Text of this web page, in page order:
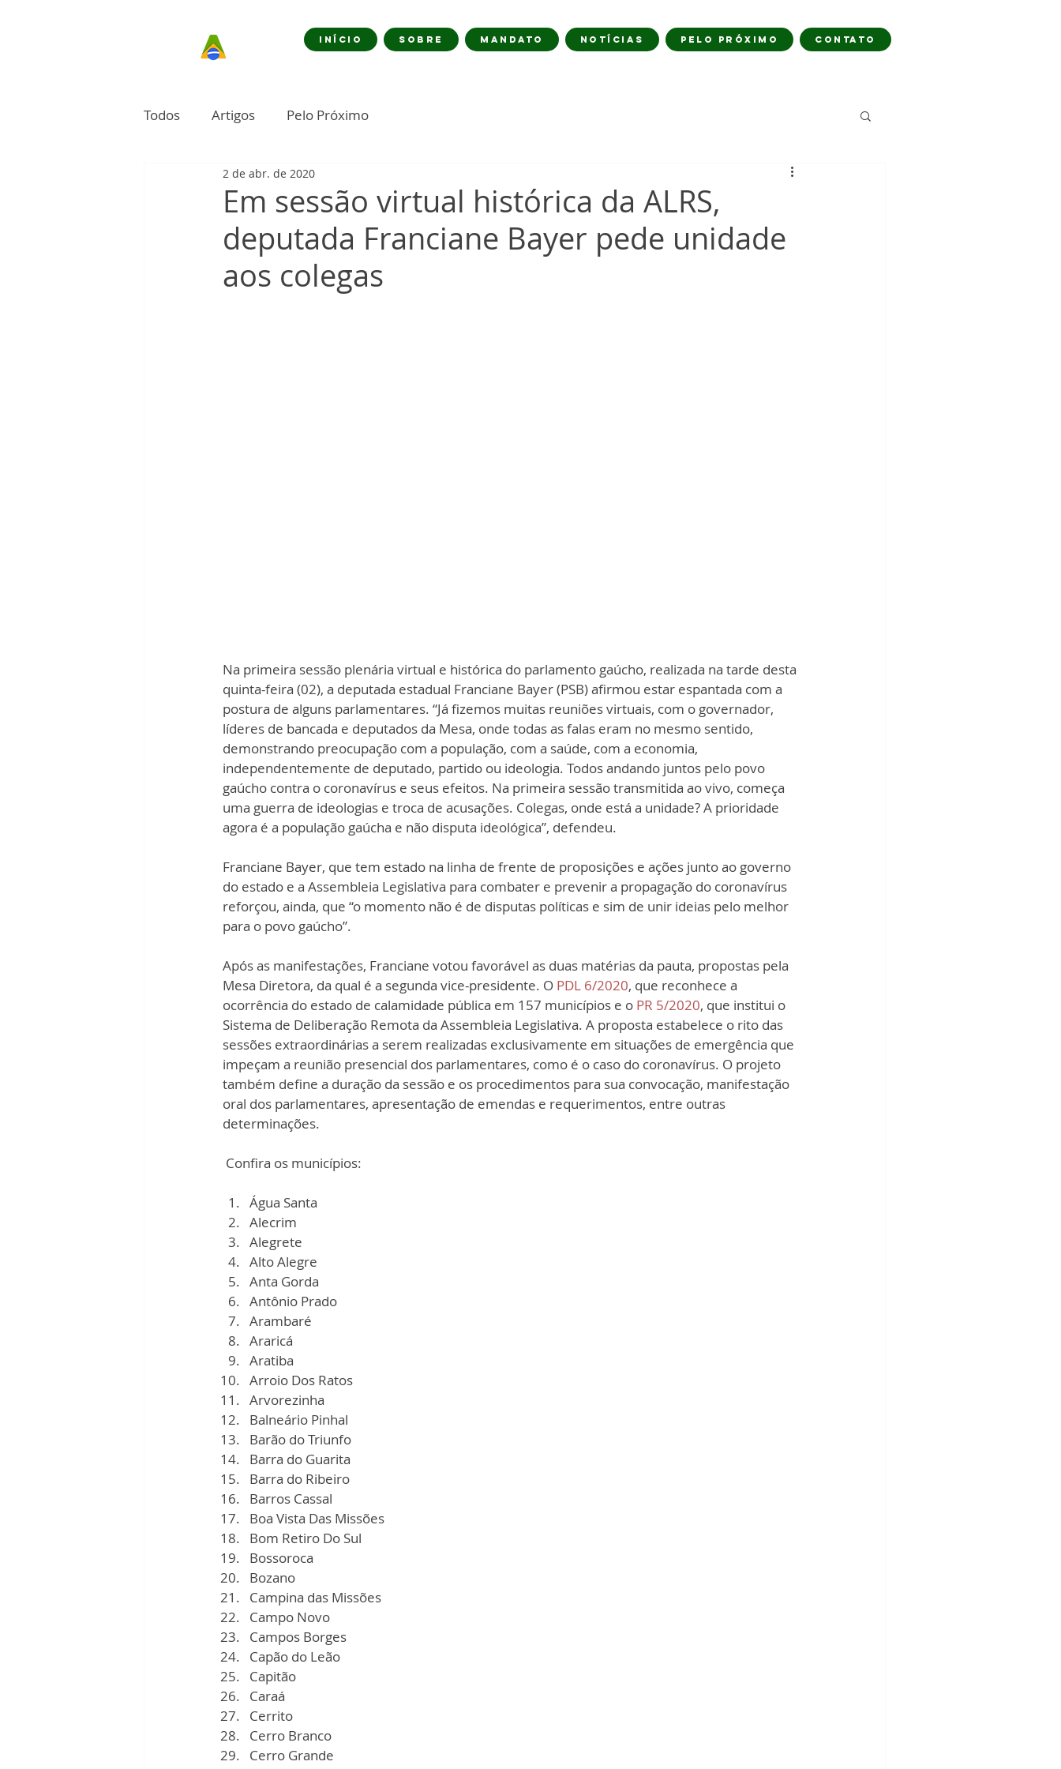
INÍCIO SOBRE MANDATO NOTÍCIAS PELO PRÓXIMO CONTATO
Todos Artigos Pelo Próximo
Em sessão virtual histórica da ALRS,
deputada Franciane Bayer pede unidade
aos colegas
2 de abr. de 2020
Na primeira sessão plenária virtual e histórica do parlamento gaúcho, realizada na tarde desta
quinta-feira (02), a deputada estadual Franciane Bayer (PSB) afirmou estar espantada com a
postura de alguns parlamentares. “Já fizemos muitas reuniões virtuais, com o governador,
líderes de bancada e deputados da Mesa, onde todas as falas eram no mesmo sentido,
demonstrando preocupação com a população, com a saúde, com a economia,
independentemente de deputado, partido ou ideologia. Todos andando juntos pelo povo
gaúcho contra o coronavírus e seus efeitos. Na primeira sessão transmitida ao vivo, começa
uma guerra de ideologias e troca de acusações. Colegas, onde está a unidade? A prioridade
agora é a população gaúcha e não disputa ideológica”, defendeu.
Franciane Bayer, que tem estado na linha de frente de proposições e ações junto ao governo
do estado e a Assembleia Legislativa para combater e prevenir a propagação do coronavírus
reforçou, ainda, que “o momento não é de disputas políticas e sim de unir ideias pelo melhor
para o povo gaúcho”.
Após as manifestações, Franciane votou favorável as duas matérias da pauta, propostas pela
Mesa Diretora, da qual é a segunda vice-presidente. O PDL 6/2020, que reconhece a
ocorrência do estado de calamidade pública em 157 municípios e o PR 5/2020, que institui o
Sistema de Deliberação Remota da Assembleia Legislativa. A proposta estabelece o rito das
sessões extraordinárias a serem realizadas exclusivamente em situações de emergência que
impeçam a reunião presencial dos parlamentares, como é o caso do coronavírus. O projeto
também define a duração da sessão e os procedimentos para sua convocação, manifestação
oral dos parlamentares, apresentação de emendas e requerimentos, entre outras
determinações.
Confira os municípios:
Água Santa
Alecrim
Alegrete
Alto Alegre
Anta Gorda
Antônio Prado
Arambaré
Araricá
Aratiba
Arroio Dos Ratos
Arvorezinha
Balneário Pinhal
Barão do Triunfo
Barra do Guarita
Barra do Ribeiro
Barros Cassal
Boa Vista Das Missões
Bom Retiro Do Sul
Bossoroca
Bozano
Campina das Missões
Campo Novo
Campos Borges
Capão do Leão
Capitão
Caraá
Cerrito
Cerro Branco
Cerro Grande